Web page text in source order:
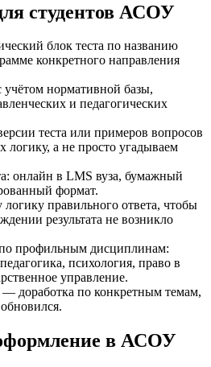
студентов АСОУ
блок теста по названию
конкретного направления
нормативной базы,
и педагогических
теста или примеров вопросов
а не просто угадываем
онлайн в LMS вуза, бумажный
формат.
логику правильного ответа, чтобы
результата не возникло
по профильным дисциплинам:
психология, право в
управление.
доработка по конкретным темам,
в АСОУ